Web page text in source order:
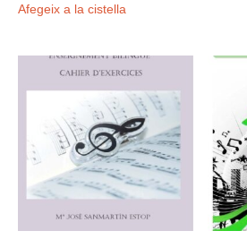
Afegeix a la cistella